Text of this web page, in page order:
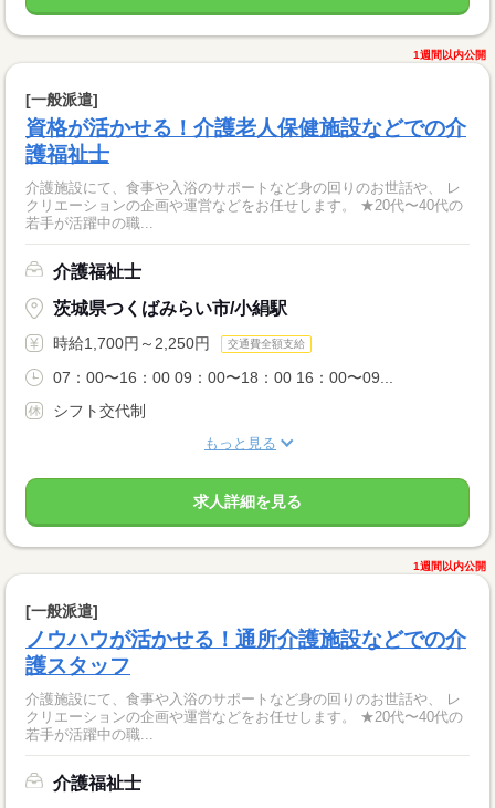
1週間以内公開
[一般派遣]
資格が活かせる！介護老人保健施設などでの介
護福祉士
介護施設にて、食事や入浴のサポートなど身の回りのお世話や、 レ
クリエーションの企画や運営などをお任せします。 ★20代〜40代の
若手が活躍中の職...
介護福祉士
茨城県つくばみらい市/小絹駅
時給1,700円～2,250円 交通費全額支給
07：00〜16：00 09：00〜18：00 16：00〜09...
シフト交代制
もっと見る
求人詳細を見る
1週間以内公開
[一般派遣]
ノウハウが活かせる！通所介護施設などでの介
護スタッフ
介護施設にて、食事や入浴のサポートなど身の回りのお世話や、 レ
クリエーションの企画や運営などをお任せします。 ★20代〜40代の
若手が活躍中の職...
介護福祉士